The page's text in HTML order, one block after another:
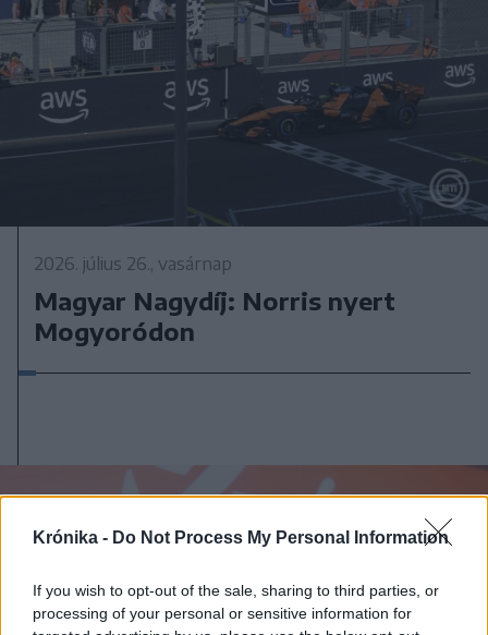
Krónika - Do Not Process My Personal Information
If you wish to opt-out of the sale, sharing to third parties, or
processing of your personal or sensitive information for
2026. július 26., vasárnap
Magyar Nagydíj: Norris nyert
Mogyoródon